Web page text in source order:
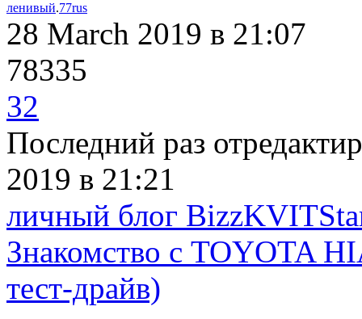
ленивый.77rus
28 March 2019 в 21:07
78335
32
Последний раз
2019 в 21:21
личный блог
Знакомство с TOYOTA
тест-драйв)